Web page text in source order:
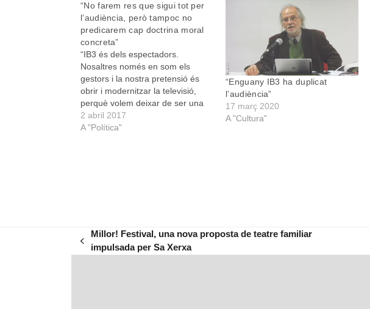
“No farem res que sigui tot per
l’audiència, però tampoc no
predicarem cap doctrina moral
concreta”
“IB3 és dels espectadors.
Nosaltres només en som els
gestors i la nostra pretensió és
obrir i modernitzar la televisió,
perquè volem deixar de ser una
televisió que interessàs únicament
al gent gran i rural, sinó també les
2 abril 2017
A "Política"
“Enguany IB3 ha duplicat
l’audiència”
17 març 2020
A "Cultura"
previous
Millor! Festival, una nova proposta de teatre familiar
impulsada per Sa Xerxa